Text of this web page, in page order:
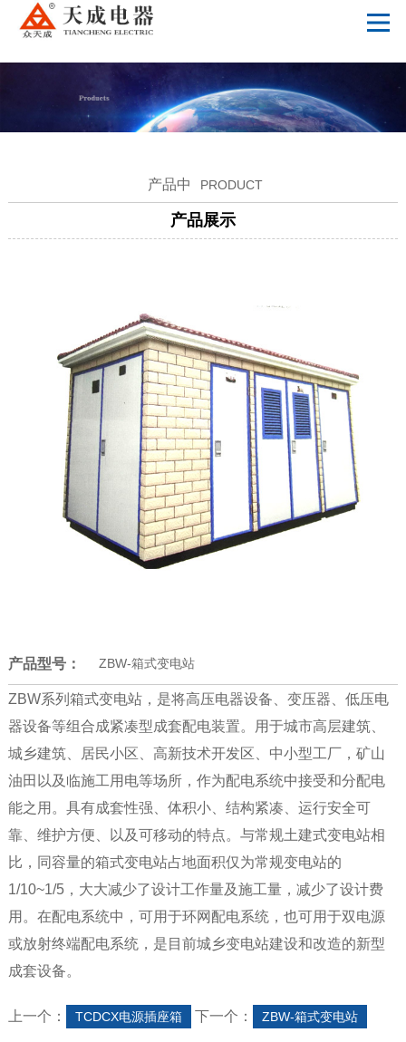
开云手机站官网
产品中 PRODUCT
产品展示
产品型号： ZBW-箱式变电站
ZBW系列箱式变电站，是将高压电器设备、变压器、低压电
器设备等组合成紧凑型成套配电装置。用于城市高层建筑、
城乡建筑、居民小区、高新技术开发区、中小型工厂，矿山
油田以及临施工用电等场所，作为配电系统中接受和分配电
能之用。具有成套性强、体积小、结构紧凑、运行安全可
靠、维护方便、以及可移动的特点。与常规土建式变电站相
比，同容量的箱式变电站占地面积仅为常规变电站的
1/10~1/5，大大减少了设计工作量及施工量，减少了设计费
用。在配电系统中，可用于环网配电系统，也可用于双电源
或放射终端配电系统，是目前城乡变电站建设和改造的新型
成套设备。
上一个： TCDCX电源插座箱 下一个： ZBW-箱式变电站